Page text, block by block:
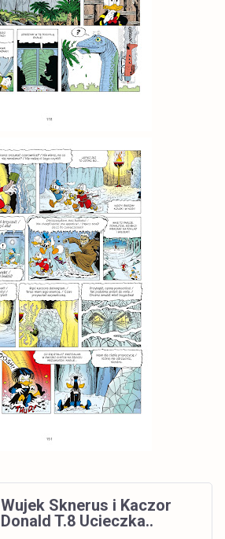
Wujek Sknerus i Kaczor
Donald T.8 Ucieczka..